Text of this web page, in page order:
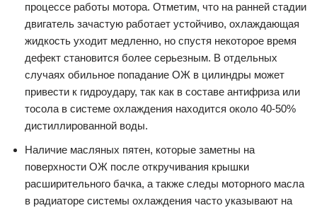
процессе работы мотора. Отметим, что на ранней стадии
двигатель зачастую работает устойчиво, охлаждающая
жидкость уходит медленно, но спустя некоторое время
дефект становится более серьезным. В отдельных
случаях обильное попадание ОЖ в цилиндры может
привести к гидроудару, так как в составе антифриза или
тосола в системе охлаждения находится около 40-50%
дистиллированной воды.
Наличие масляных пятен, которые заметны на
поверхности ОЖ после откручивания крышки
расширительного бачка, а также следы моторного масла
в радиаторе системы охлаждения часто указывают на